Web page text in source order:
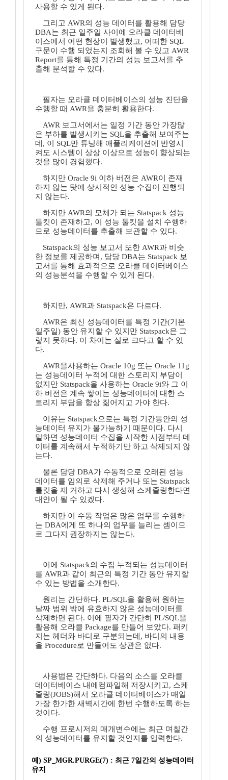
사용할 수 있게 된다.
그리고 AWR의 성능 데이터를 활용해 담당
DBA는 최근 일주일 사이에 오라클 데이터베
이스에서 어떤 현상이 발생했고, 어떠한 SQL
구문이 수행 되었는지 조회해 볼 수 있고 AWR
Report를 통해 특정 기간의 성능 보고서를 추
출해 분석할 수 있다.
필자는 오라클 데이터베이스의 성능 진단을
수행할 때 AWR을 충분히 활용한다.
AWR 보고서에서는 일정 기간 동안 가장많
은 부하를 발생시키는 SQL을 추출해 보여주는
데, 이 SQL만 튜닝해 애플리케이션에 반영시
켜도 시스템이 상상 이상으로 성능이 향상되는
것을 많이 경험했다.
하지만 Oracle 9i 이하 버전은 AWR이 존재
하지 않는 탓에 상시적인 성능 수집이 진행되
지 않는다.
하지만 AWR의 모체가 되는 Statspack 성능
툴킷이 존재하고, 이 성능 툴킷을 설치 수행하
므로 성능데이터를 추출해 보관할 수 있다.
Statspack의 성능 보고서 또한 AWR과 비슷
한 정보를 제공하며, 담당 DBA는 Statspack 보
고서를 통해 효과적으로 오라클 데이터베이스
의 성능분석을 수행할 수 있게 된다.
하지만, AWR과 Statspack은 다르다.
AWR은 최신 성능데이터를 특정 기간(기본
일주일) 동안 유지할 수 있지만 Statspack은 그
렇지 못하다. 이 차이는 실로 크다고 할 수 있
다.
AWR을사용하는 Oracle 10g 또는 Oracle 11g
는 성능데이터 누적에 대한 스토리지 부담이
없지만 Statspack을 사용하는 Oracle 9i와 그 이
하 버전은 계속 쌓이는 성능데이터에 대한 스
토리지 부담을 항상 짊어지고 가야 한다.
이유는 Statspack으로는 특정 기간동안의 성
능데이터 유지가 불가능하기 때문이다. 다시
말하면 성능데이터 수집을 시작한 시점부터 데
이터를 계속해서 누적하기만 하고 삭제되지 않
는다.
물론 담당 DBA가 수동적으로 오래된 성능
데이터를 임의로 삭제해 주거나 또는 Statspack
툴킷을 제 거하고 다시 생성해 스케줄링한다면
대안이 될 수 있겠다.
하지만 이 수동 작업은 많은 업무를 수행하
는 DBA에게 또 하나의 업무를 늘리는 셈이므
로 그다지 권장하지는 않는다.
이에 Statspack의 수집 누적되는 성능데이터
를 AWR과 같이 최근의 특정 기간 동안 유지할
수 있는 방법을 소개한다.
원리는 간단하다. PL/SQL을 활용해 원하는
날짜 범위 밖에 유효하지 않은 성능데이터를
삭제하면 된다. 이에 필자가 간단히 PL/SQL을
활용해 오라클 Package를 만들어 보았다. 패키
지는 헤더와 바디로 구분되는데, 바디의 내용
을 Procedure로 만들어도 상관은 없다.
사용법은 간단하다. 다음의 소스를 오라클
데이터베이스 내에컴파일해 저장시키고, 스케
줄링(JOBS)해서 오라클 데이터베이스가 매일
가장 한가한 새벽시간에 한번 수행하도록 하는
것이다.
수행 프로시저의 매개변수에는 최근 며칠간
의 성능데이터를 유지할 것인지를 입력한다.
예) SP_MGR.PURGE(7) : 최근 7일간의 성능데이터
유지